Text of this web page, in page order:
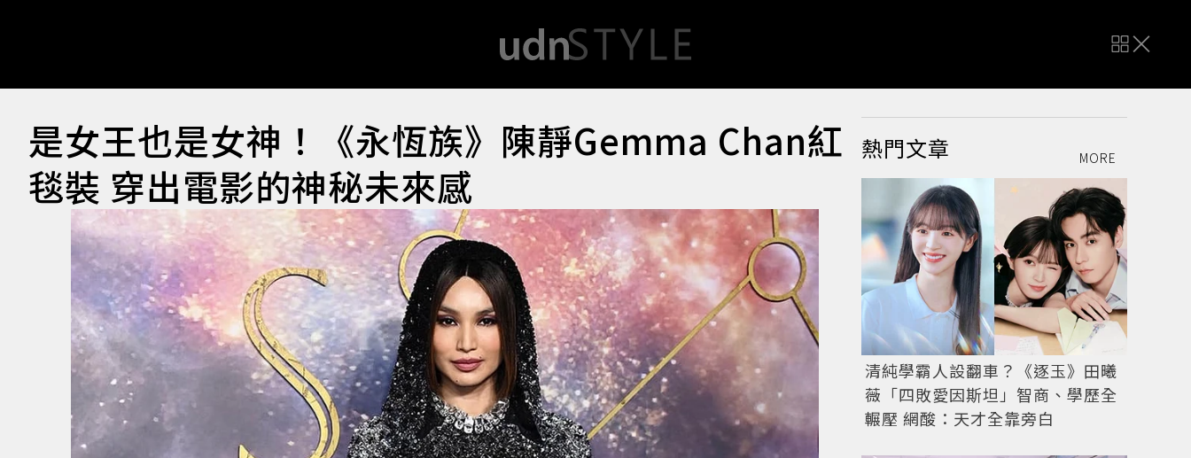
是女王也是女神！《永恆族》陳靜Gemma Chan紅
毯裝 穿出電影的神秘未來感
熱門文章 MORE
清純學霸人設翻車？《逐玉》田曦
薇「四敗愛因斯坦」智商、學歷全
輾壓 網酸：天才全靠旁白